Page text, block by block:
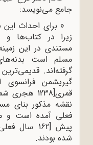
جامع می‌نویسد:
« برای احداث این
زیرا در کتاب‌ها و
مستندی در این
مسلم است
گرفته‌اند.
نقشه مذکور بنای
پیش [162
شده بودند.